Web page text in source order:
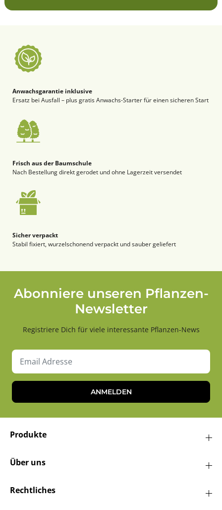
Anwachsgarantie inklusive
Ersatz bei Ausfall – plus gratis Anwachs-Starter für einen sicheren Start
Frisch aus der Baumschule
Nach Bestellung direkt gerodet und ohne Lagerzeit versendet
Sicher verpackt
Stabil fixiert, wurzelschonend verpackt und sauber geliefert
Abonniere unseren Pflanzen-
Newsletter
Registriere Dich für viele interessante Pflanzen-News
ANMELDEN
Produkte
Über uns
Rechtliches